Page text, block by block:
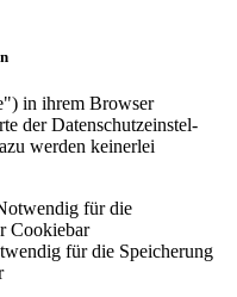
in ihrem Browser
der Datenschutz­ein­stel­
werden keinerlei
für die
Cookiebar
für die Speicherung